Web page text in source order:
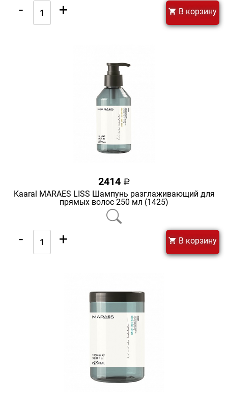
- + В корзину
2414 a
Kaaral MARAES LISS Шампунь разглаживающий для
прямых волос 250 мл (1425)
- + В корзину